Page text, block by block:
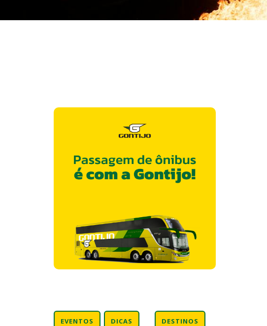
EVENTOS DICAS DESTINOS